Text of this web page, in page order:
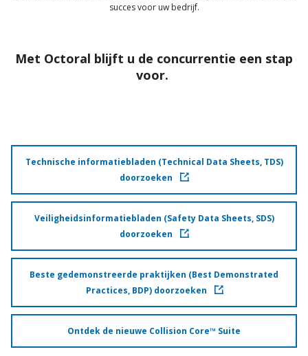
succes voor uw bedrijf.
Met Octoral blijft u de concurrentie een stap
voor.
Technische informatiebladen (Technical Data Sheets, TDS)
doorzoeken
Veiligheidsinformatiebladen (Safety Data Sheets, SDS)
doorzoeken
Beste gedemonstreerde praktijken (Best Demonstrated
Practices, BDP) doorzoeken
Ontdek de nieuwe Collision Core™ Suite